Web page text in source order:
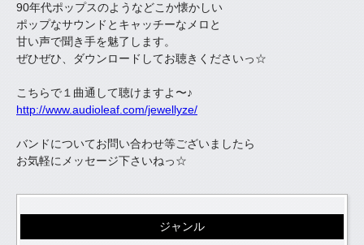
90年代ポップスのようなどこか懐かしい
ポップなサウンドとキャッチーなメロと
甘い声で聞き手を魅了します。
ぜひぜひ、ダウンロードしてお聴きくださいっ☆
こちらで１曲通して聴けますよ〜♪
http://www.audioleaf.com/jewellyze/
バンドについてお問い合わせ等ございましたら
お気軽にメッセージ下さいねっ☆
ジャンル